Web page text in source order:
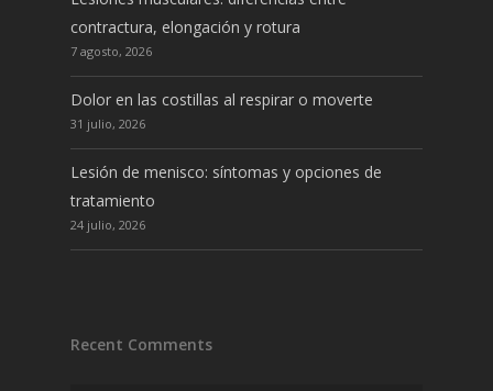
contractura, elongación y rotura
7 agosto, 2026
Dolor en las costillas al respirar o moverte
31 julio, 2026
Lesión de menisco: síntomas y opciones de
tratamiento
24 julio, 2026
Recent Comments